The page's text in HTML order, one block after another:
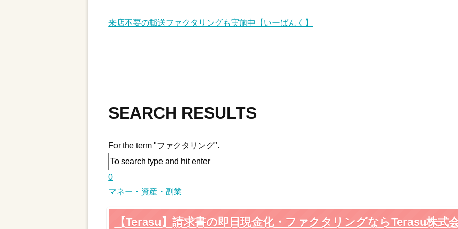
来店不要の郵送ファクタリングも実施中【いーばんく】
SEARCH RESULTS
For the term "ファクタリング".
0
マネー・資産・副業
【Terasu】請求書の即日現金化・ファクタリングならTerasu株式